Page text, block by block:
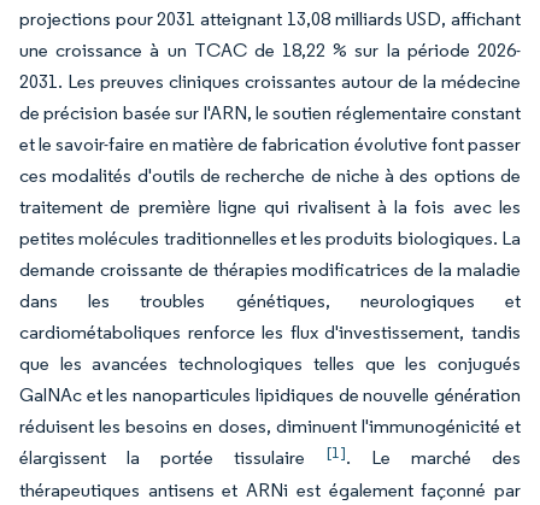
projections pour 2031 atteignant 13,08 milliards USD, affichant
une croissance à un TCAC de 18,22 % sur la période 2026-
2031. Les preuves cliniques croissantes autour de la médecine
de précision basée sur l'ARN, le soutien réglementaire constant
et le savoir-faire en matière de fabrication évolutive font passer
ces modalités d'outils de recherche de niche à des options de
traitement de première ligne qui rivalisent à la fois avec les
petites molécules traditionnelles et les produits biologiques. La
demande croissante de thérapies modificatrices de la maladie
dans les troubles génétiques, neurologiques et
cardiométaboliques renforce les flux d'investissement, tandis
que les avancées technologiques telles que les conjugués
GalNAc et les nanoparticules lipidiques de nouvelle génération
réduisent les besoins en doses, diminuent l'immunogénicité et
élargissent la portée tissulaire [1]. Le marché des
thérapeutiques antisens et ARNi est également façonné par